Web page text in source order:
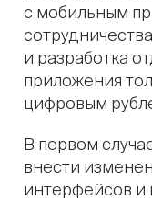
с мобильным
и разработка
приложения
цифровым
В первом
внести
интерфейсов и